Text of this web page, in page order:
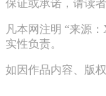
保证或承诺，请读
凡本网注明 “来源
实性负责。
如因作品内容、版